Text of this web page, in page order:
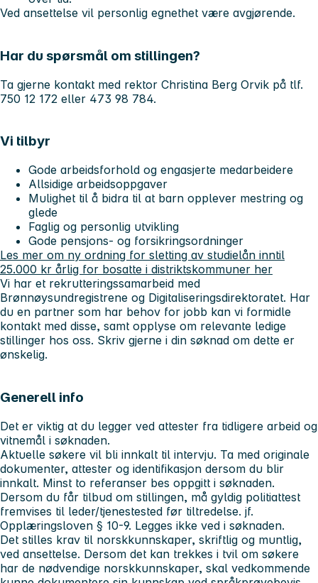
Ved ansettelse vil personlig egnethet være avgjørende.
Har du spørsmål om stillingen?
Ta gjerne kontakt med rektor Christina Berg Orvik på tlf.
750 12 172 eller 473 98 784.
Vi tilbyr
Gode arbeidsforhold og engasjerte medarbeidere
Allsidige arbeidsoppgaver
Mulighet til å bidra til at barn opplever mestring og
glede
Faglig og personlig utvikling
Gode pensjons- og forsikringsordninger
Les mer om ny ordning for sletting av studielån inntil
25.000 kr årlig for bosatte i distriktskommuner her
Vi har et rekrutteringssamarbeid med
Brønnøysundregistrene og Digitaliseringsdirektoratet. Har
du en partner som har behov for jobb kan vi formidle
kontakt med disse, samt opplyse om relevante ledige
stillinger hos oss. Skriv gjerne i din søknad om dette er
ønskelig.
Generell info
Det er viktig at du legger ved attester fra tidligere arbeid og
vitnemål i søknaden.
Aktuelle søkere vil bli innkalt til intervju. Ta med originale
dokumenter, attester og identifikasjon dersom du blir
innkalt. Minst to referanser bes oppgitt i søknaden.
Dersom du får tilbud om stillingen, må gyldig politiattest
fremvises til leder/tjenestested før tiltredelse. jf.
Opplæringsloven § 10-9. Legges ikke ved i søknaden.
Det stilles krav til norskkunnskaper, skriftlig og muntlig,
ved ansettelse. Dersom det kan trekkes i tvil om søkere
har de nødvendige norskkunnskaper, skal vedkommende